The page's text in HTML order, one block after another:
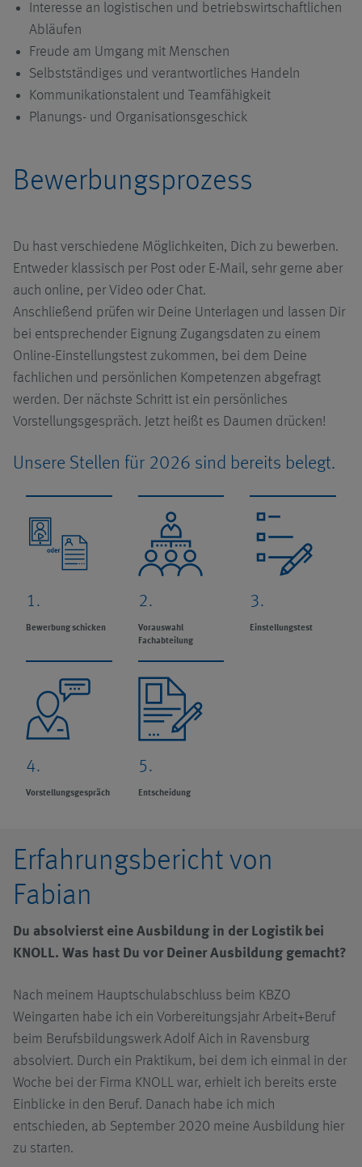
Dienstleistungen
Interesse an logistischen und betriebswirtschaftlichen
Abläufen
Freude am Umgang mit Menschen
Selbstständiges und verantwortliches Handeln
Kommunikationstalent und Teamfähigkeit
Planungs- und Organisationsgeschick
Bewerbungsprozess
Du hast verschiedene Möglichkeiten, Dich zu bewerben.
Entweder klassisch per Post oder E-Mail, sehr gerne aber
auch online, per Video oder Chat.
Anschließend prüfen wir Deine Unterlagen und lassen Dir
bei entsprechender Eignung Zugangsdaten zu einem
Online-Einstellungstest zukommen, bei dem Deine
fachlichen und persönlichen Kompetenzen abgefragt
werden. Der nächste Schritt ist ein persönliches
Vorstellungsgespräch. Jetzt heißt es Daumen drücken!
Unsere Stellen für 2026 sind bereits belegt.
1.
Bewerbung schicken
2.
Vorauswahl
Fachabteilung
3.
Einstellungstest
4.
Vorstellungsgespräch
5.
Entscheidung
Erfahrungsbericht von
Fabian
Du absolvierst eine Ausbildung in der Logistik bei
KNOLL. Was hast Du vor Deiner Ausbildung gemacht?
Nach meinem Hauptschulabschluss beim KBZO
Weingarten habe ich ein Vorbereitungsjahr Arbeit+Beruf
beim Berufsbildungswerk Adolf Aich in Ravensburg
absolviert. Durch ein Praktikum, bei dem ich einmal in der
Woche bei der Firma KNOLL war, erhielt ich bereits erste
Einblicke in den Beruf. Danach habe ich mich
entschieden, ab September 2020 meine Ausbildung hier
zu starten.